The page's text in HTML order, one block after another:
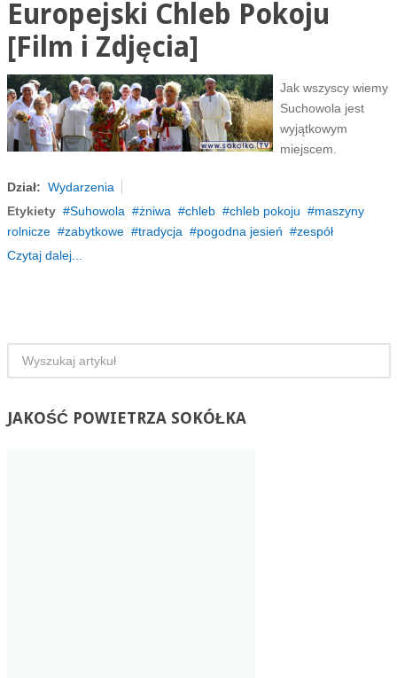
Europejski Chleb Pokoju
[Film i Zdjęcia]
Jak wszyscy wiemy
Suchowola jest
wyjątkowym
miejscem.
Dział: Wydarzenia
Etykiety
Suhowola żniwa chleb chleb pokoju
maszyny
rolnicze
zabytkowe tradycja pogodna jesień
zespół
Czytaj dalej...
JAKOŚĆPOWIETRZA SOKÓŁKA